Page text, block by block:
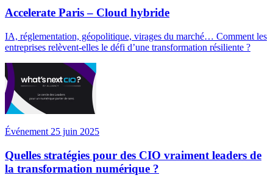
Accelerate Paris – Cloud hybride
IA, réglementation, géopolitique, virages du marché… Comment les
entreprises relèvent-elles le défi d’une transformation résiliente ?
Événement 25 juin 2025
Quelles stratégies pour des CIO vraiment leaders de
la transformation numérique ?